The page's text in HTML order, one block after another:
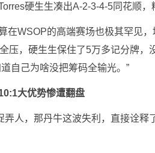
硬生生凑出A-2-3-4-5同花顺，
在WSOP的高端赛场也极其罕见
压，硬生生保住了5万多记分牌，
自己为啥没把筹码全输光。”
大优势惨遭翻盘
人，那丹牛这波失利，直接诠释